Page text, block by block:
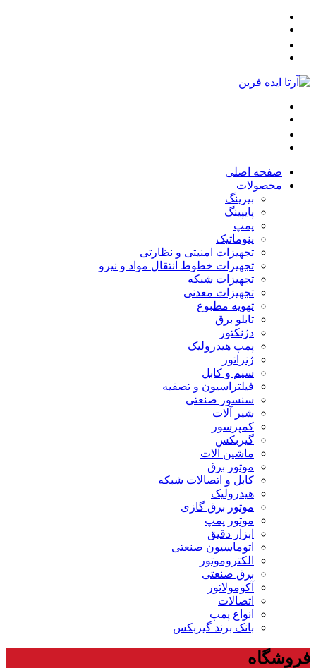
صفحه اصلی
محصولات
بیرینگ
پایپینگ
پمپ
پنوماتیک
تجهیزات امنیتی و نظارتی
تجهیزات خطوط انتقال مواد و نیرو
تجهیزات شبکه
تجهیزات معدنی
تهویه مطبوع
تابلو برق
دژنکتور
پمپ هیدرولیک
ژنراتور
سیم و کابل
فیلتراسیون و تصفیه
سنسور صنعتی
شیر آلات
کمپرسور
گیربکس
ماشین آلات
موتور برق
کابل و اتصالات شبکه
هیدرولیک
موتور برق گازی
موتور پمپ
ابزار دقیق
اتوماسیون صنعتی
الکتروموتور
برق صنعتی
آکومولاتور
اتصالات
انواع پمپ
بانک برند گیربکس
فروشگاه